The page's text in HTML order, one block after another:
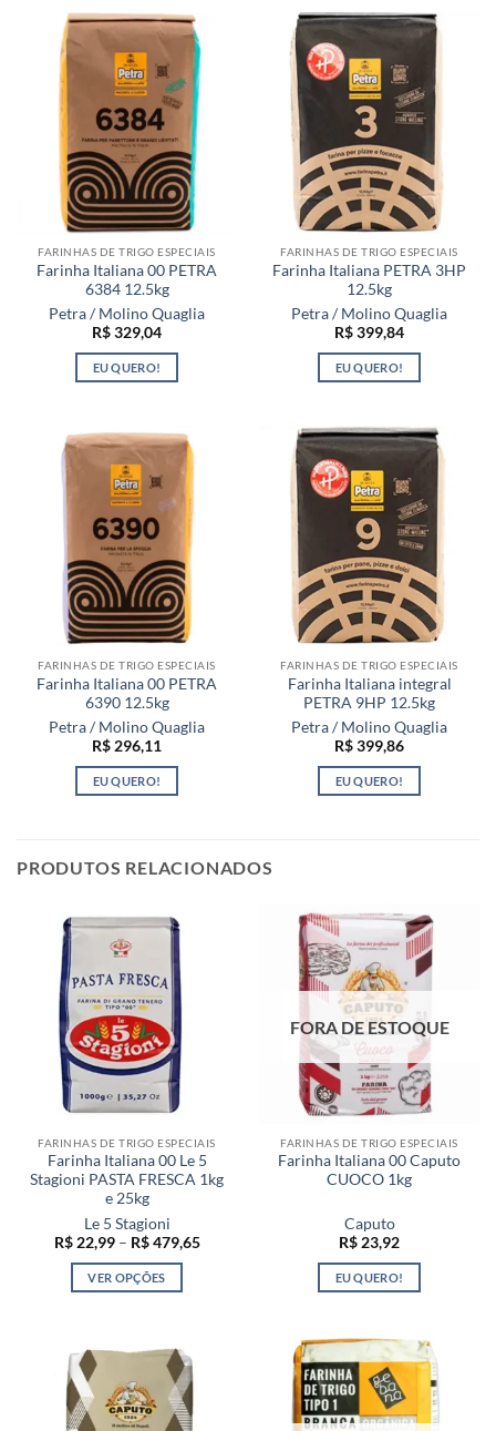
FARINHAS DE TRIGO ESPECIAIS
Farinha Italiana 00 PETRA
6384 12.5kg
Petra / Molino Quaglia
R$329,04
EU QUERO!
FARINHAS DE TRIGO ESPECIAIS
Farinha Italiana PETRA 3HP
12.5kg
Petra / Molino Quaglia
R$399,84
EU QUERO!
FARINHAS DE TRIGO ESPECIAIS
Farinha Italiana 00 PETRA
6390 12.5kg
Petra / Molino Quaglia
R$ 296,11
EU QUERO!
FARINHAS DE TRIGO ESPECIAIS
Farinha Italiana integral
PETRA 9HP 12.5kg
Petra / Molino Quaglia
R$399,86
EU QUERO!
PRODUTOS RELACIONADOS
FARINHAS DE TRIGO ESPECIAIS
Farinha Italiana 00 Le 5
Stagioni PASTA FRESCA 1kg
e 25kg
Le 5 Stagioni
R$22,99 – R$479,65Faixa
VER OPÇÕES
tem
várias
variantes.
As
FORA DE ESTOQUE
FARINHAS DE TRIGO ESPECIAIS
Farinha Italiana 00 Caputo
CUOCO 1kg
Caputo
R$ 23,92
EU QUERO!